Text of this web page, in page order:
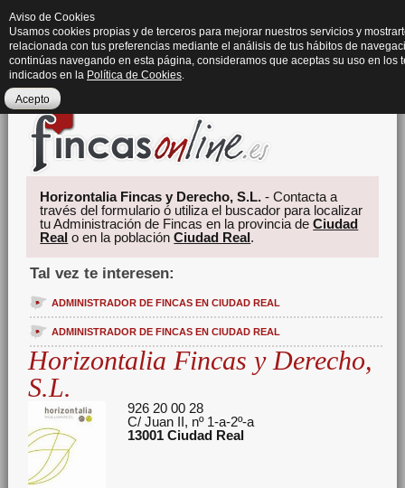
Horizontalia Fincas y Derecho, S.L. - Contacta a
través del formulario ó utiliza el buscador para localizar
tu Administración de Fincas en la provincia deCiudad
Real o en la poblaciónCiudad Real.
Tal vez te interesen:
ADMINISTRADOR DE FINCAS EN CIUDAD REAL
ADMINISTRADOR DE FINCAS EN CIUDAD REAL
Horizontalia Fincas y Derecho,
S.L.
926 20 00 28
C/ Juan II, nº 1-a-2º-a
13001 Ciudad Real
Aviso de Cookies
Usamos cookies propias y de terceros para mejorar nuestros servicios y
relacionada con tus preferencias mediante el análisis de tus hábitos de
continúas navegando en esta página, consideramos que aceptas su uso en los
indicados en la Política de Cookies.
Acepto